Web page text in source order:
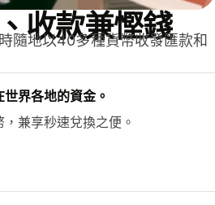
收款兼慳錢
隨地以40多種貨幣收發匯款和
界各地的資金。
兼享秒速兌換之便。